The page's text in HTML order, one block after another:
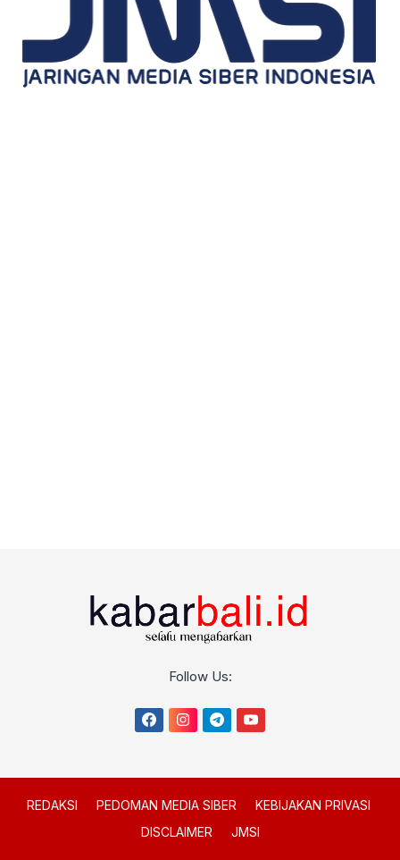
Follow Us:
REDAKSI PEDOMAN MEDIA SIBER
KEBIJAKAN PRIVASI
DISCLAIMER
JMSI